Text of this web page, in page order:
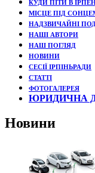
КУДИ ПІТИ В
МІСЦЕ ПІД
НАДЗВИЧАЙНІ
НАШІ АВТОРИ
НАШ ПОГЛЯД
НОВИНИ
СЕСІЇ ІРПІНЬРАДИ
СТАТТІ
ФОТОГАЛЕРЕЯ
ЮРИДИЧНА
Новини